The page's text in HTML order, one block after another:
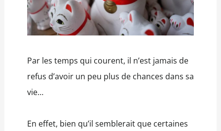
Par les temps qui courent, il n’est jamais de
refus d’avoir un peu plus de chances dans sa
vie…
En effet, bien qu’il semblerait que certaines